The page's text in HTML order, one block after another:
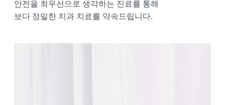
안전을 최우선으로 생각하는 진료를 통해
보다 정밀한 치과 치료를 약속드립니다.